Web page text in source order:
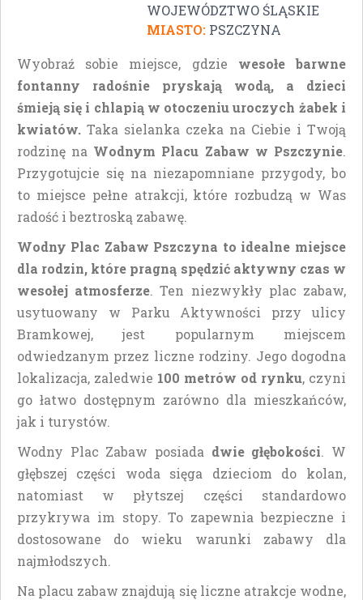
WOJEWÓDZTWO ŚLĄSKIE
MIASTO: PSZCZYNA
Wyobraź sobie miejsce, gdzie wesołe barwne
fontanny radośnie pryskają wodą, a dzieci
śmieją się i chlapią w otoczeniu uroczych żabek i
kwiatów. Taka sielanka czeka na Ciebie i Twoją
rodzinę na Wodnym Placu Zabaw w Pszczynie.
Przygotujcie się na niezapomniane przygody, bo
to miejsce pełne atrakcji, które rozbudzą w Was
radość i beztroską zabawę.
Wodny Plac Zabaw Pszczyna to idealne miejsce
dla rodzin, które pragną spędzić aktywny czas w
wesołej atmosferze. Ten niezwykły plac zabaw,
usytuowany w Parku Aktywności przy ulicy
Bramkowej, jest popularnym miejscem
odwiedzanym przez liczne rodziny. Jego dogodna
lokalizacja, zaledwie 100 metrów od rynku, czyni
go łatwo dostępnym zarówno dla mieszkańców,
jak i turystów.
Wodny Plac Zabaw posiada dwie głębokości. W
głębszej części woda sięga dzieciom do kolan,
natomiast w płytszej części standardowo
przykrywa im stopy. To zapewnia bezpieczne i
dostosowane do wieku warunki zabawy dla
najmłodszych.
Na placu zabaw znajdują się liczne atrakcje wodne,